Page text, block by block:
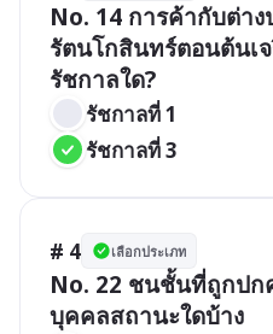
No. 14 การค้ากับต่าง
รัตนโกสินทร์ตอนต้นเ
รัชกาลใด?
รัชกาลที่ 1
รัชกาลที่ 3
# 4 เลือกประเภท
No. 22 ชนชั้นที่ถูกปก
บุคคลสถานะใดบ้าง